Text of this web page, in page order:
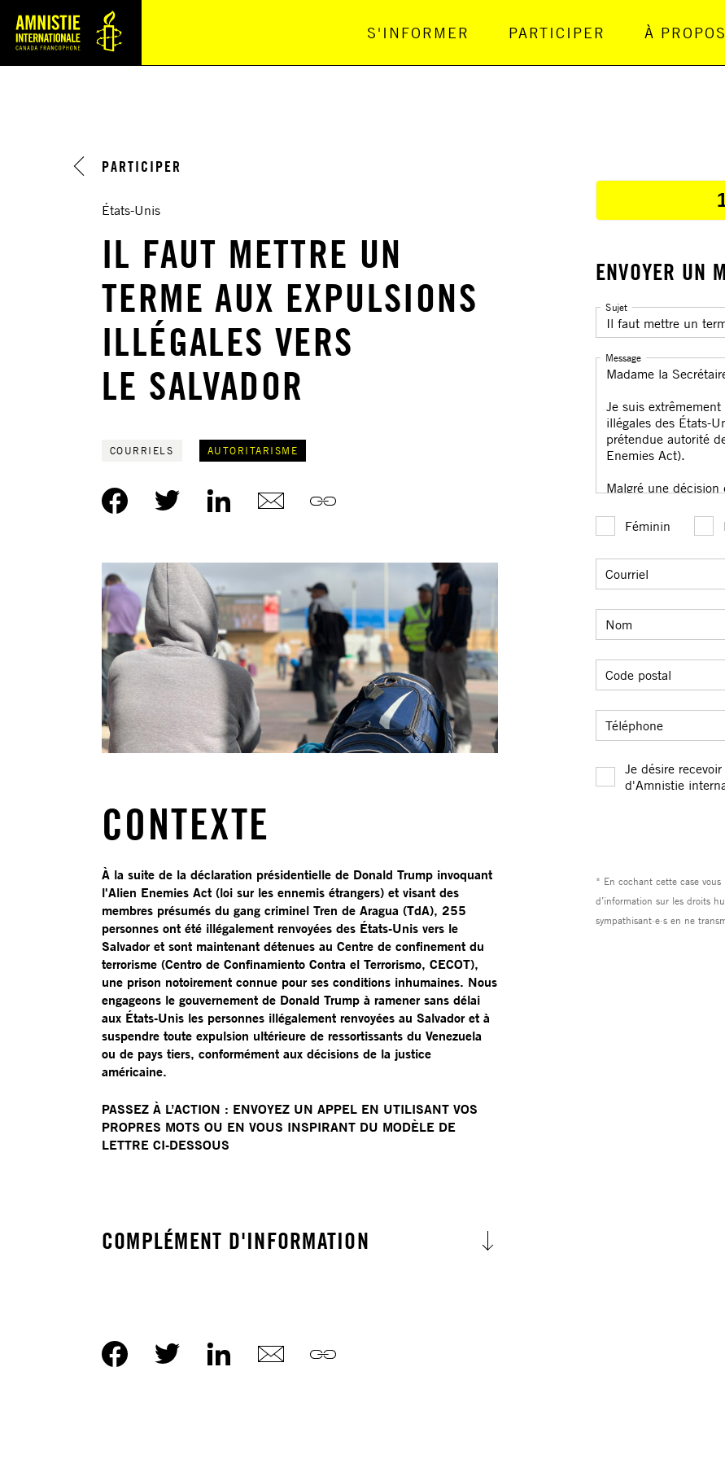
Navigation Principale
S'INFORMER PARTICIPER À PROPOS
PARTICIPER
États-Unis
IL FAUT METTRE UN
TERME AUX EXPULSIONS
ILLÉGALES VERS
LE SALVADOR
COURRIELS AUTORITARISME
CONTEXTE
À la suite de la déclaration présidentielle de Donald Trump invoquant
l'Alien Enemies Act (loi sur les ennemis étrangers) et visant des
membres présumés du gang criminel Tren de Aragua (TdA), 255
personnes ont été illégalement renvoyées des États-Unis vers le
Salvador et sont maintenant détenues au Centre de confinement du
terrorisme (Centro de Confinamiento Contra el Terrorismo, CECOT),
une prison notoirement connue pour ses conditions inhumaines. Nous
engageons le gouvernement de Donald Trump à ramener sans délai
aux États-Unis les personnes illégalement renvoyées au Salvador et à
suspendre toute expulsion ultérieure de ressortissants du Venezuela
ou de pays tiers, conformément aux décisions de la justice
américaine.
PASSEZ À L’ACTION : ENVOYEZ UN APPEL EN UTILISANT VOS
PROPRES MOTS OU EN VOUS INSPIRANT DU MODÈLE DE
LETTRE CI-DESSOUS
COMPLÉMENT D'INFORMATION
Unis » et avertissant que « les citoyens vénézuéliens âgés de 14 ans
ou plus qui sont membres de TdA, se trouvent sur le territoire des